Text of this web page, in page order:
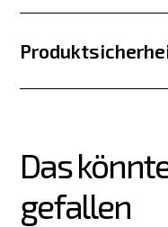
Das
gefallen